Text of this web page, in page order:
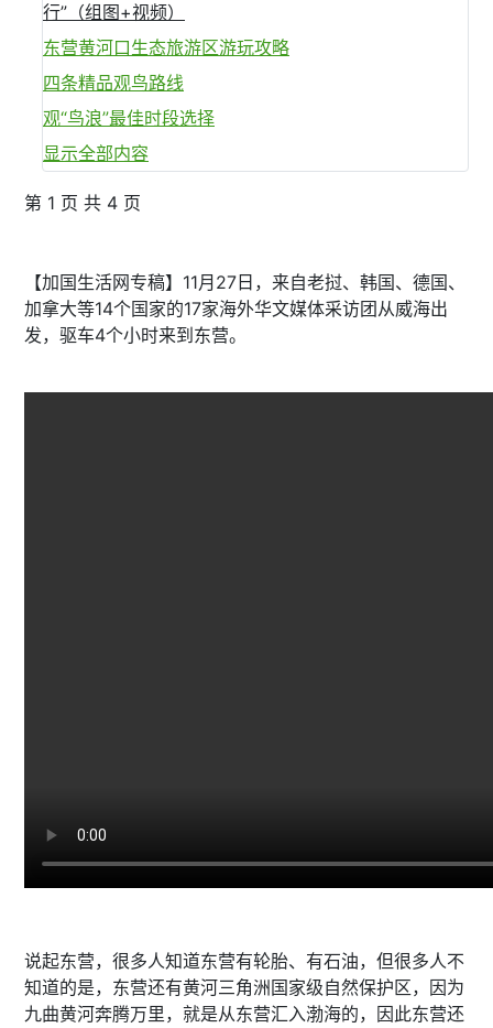
行”（组图+视频）
东营黄河口生态旅游区游玩攻略
四条精品观鸟路线
观“鸟浪”最佳时段选择
显示全部内容
第 1 页 共 4 页
【加国生活网专稿】11月27日，来自老挝、韩国、德国、
加拿大等14个国家的17家海外华文媒体采访团从威海出
发，驱车4个小时来到东营。
说起东营，很多人知道东营有轮胎、有石油，但很多人不
知道的是，东营还有黄河三角洲国家级自然保护区，因为
九曲黄河奔腾万里，就是从东营汇入渤海的，因此东营还